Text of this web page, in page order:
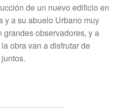
de un nuevo edificio en
y a su abuelo Urbano muy
observadores, y a
obra van a disfrutar de